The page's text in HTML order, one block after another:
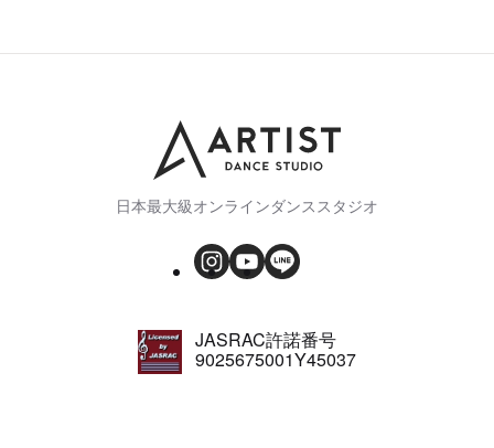
日本最大級オンラインダンススタジオ
JASRAC許諾番号
9025675001Y45037